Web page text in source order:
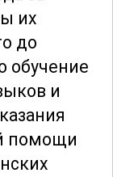
их
до
обучение
и
помощи